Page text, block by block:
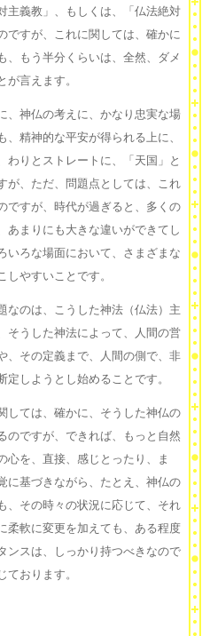
主義教」、もしくは、「仏法絶対
ですが、これに関しては、確かに
、もう半分くらいは、全然、ダメ
言えます。
神仏の考えに、かなり忠実な場
精神的な平安が得られる上に、
わりとストレートに、「天国」と
が、ただ、問題点としては、これ
ですが、時代が過ぎると、多くの
あまりにも大きな違いができてし
いろな場面において、さまざまな
やすいことです。
のは、こうした神法（仏法）主
そうした神法によって、人間の営
、その定義まで、人間の側で、非
しようとし始めることです。
ては、確かに、そうした神仏の
のですが、できれば、もっと自然
心を、直接、感じとったり、ま
に基づきながら、たとえ、神仏の
、その時々の状況に応じて、それ
柔軟に変更を加えても、ある程度
ンスは、しっかり持つべきなので
おります。